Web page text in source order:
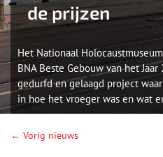
de prijzen
Het Nationaal
BNA Beste Gebouw van het
gedurfd en gelaagd project
in hoe het vroeger was en wat
← Vorig nieuws